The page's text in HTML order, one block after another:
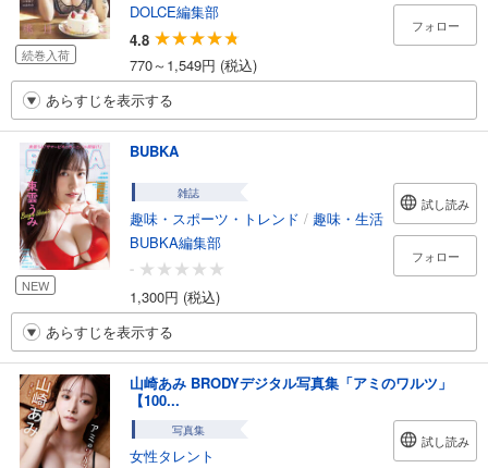
続巻入荷
DOLCE編集部
4.8
770～1,549円 (税込)
フォロー
あらすじを表示する
NEW
BUBKA
雑誌
趣味・スポーツ・トレンド / 趣味・生活
BUBKA編集部
-
1,300円 (税込)
試し読み
フォロー
あらすじを表示する
山崎あみ BRODYデジタル写真集「アミのワルツ」
【100...
写真集
女性タレント
試し読み